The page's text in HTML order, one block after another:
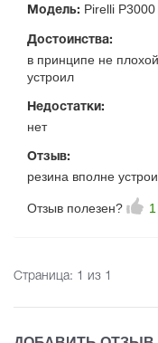
Модель: Pirelli P3000
Достоинства:
в принципе не
устроил
Недостатки:
нет
Отзыв:
резина вполне
Отзыв полезен? 1
Страница: 1 из 1